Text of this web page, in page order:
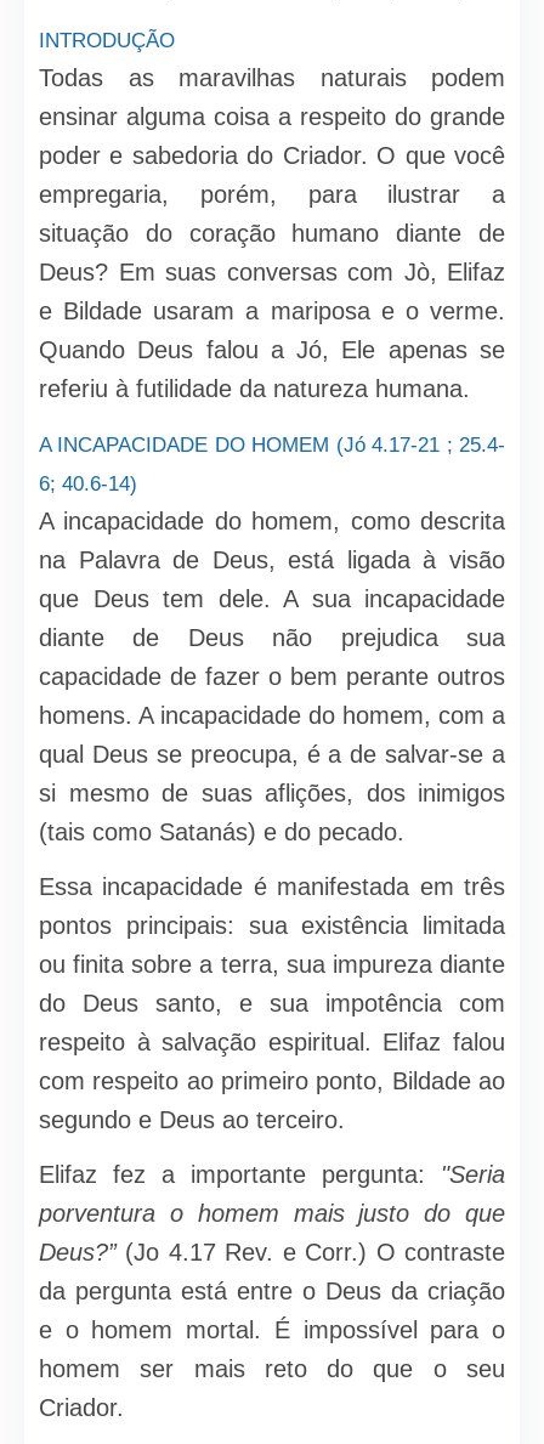
INTRODUÇÃO
Todas as maravilhas naturais podem
ensinar alguma coisa a respeito do grande
poder e sabedoria do Criador. O que você
empregaria, porém, para ilustrar a
situação do coração humano diante de
Deus? Em suas conversas com Jò, Elifaz
e Bildade usaram a mariposa e o verme.
Quando Deus falou a Jó, Ele apenas se
referiu à futilidade da natureza humana.
A INCAPACIDADE DO HOMEM (Jó 4.17-21 ; 25.4-
6; 40.6-14)
A incapacidade do homem, como descrita
na Palavra de Deus, está ligada à visão
que Deus tem dele. A sua incapacidade
diante de Deus não prejudica sua
capacidade de fazer o bem perante outros
homens. A incapacidade do homem, com a
qual Deus se preocupa, é a de salvar-se a
si mesmo de suas aflições, dos inimigos
(tais como Satanás) e do pecado.
Essa incapacidade é manifestada em três
pontos principais: sua existên­cia limitada
ou finita sobre a terra, sua impureza diante
do Deus santo, e sua impotência com
respeito à salvação espiritual. Elifaz falou
com respeito ao primeiro ponto, Bildade ao
segundo e Deus ao terceiro.
Elifaz fez a importante pergunta: "Seria
porventura o homem mais justo do que
Deus?”(Jo 4.17 Rev. e Corr.) O contraste
da pergunta está entre o Deus da criação
e o homem mortal. É impossível para o
homem ser mais reto do que o seu
Criador.